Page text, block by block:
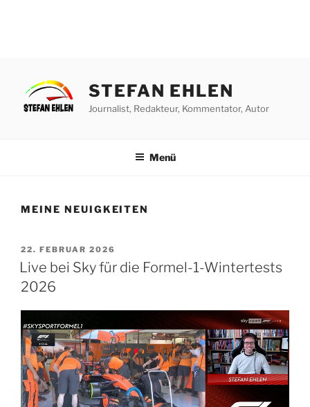
springen
STEFAN EHLEN
Journalist, Redakteur, Kommentator, Autor
Menü
MEINE NEUIGKEITEN
VERÖFFENTLICHT
AM
22. FEBRUAR 2026
Live bei Sky für die Formel-1-Wintertests
2026